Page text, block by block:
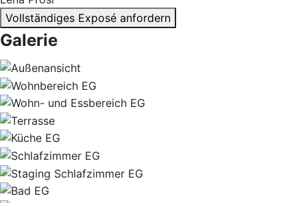
Vollständiges Exposé anfordern
Galerie